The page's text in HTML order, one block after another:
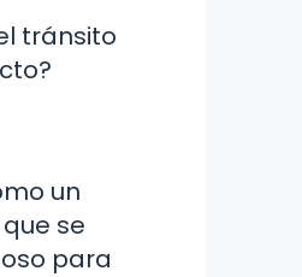
tránsito
un
se
para